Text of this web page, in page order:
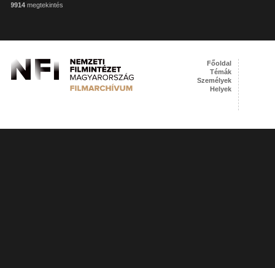
9914 megtekintés
Főoldal
Témák
Személyek
Helyek